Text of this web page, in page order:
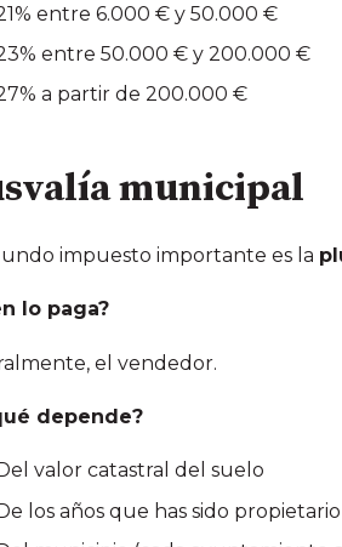
entre 6.000 € y 50.000 €
entre 50.000 € y 200.000 €
a partir de 200.000 €
municipal
impuesto importante es la
lo paga?
el vendedor.
depende?
Del valor catastral del suelo
los años que has sido propietario